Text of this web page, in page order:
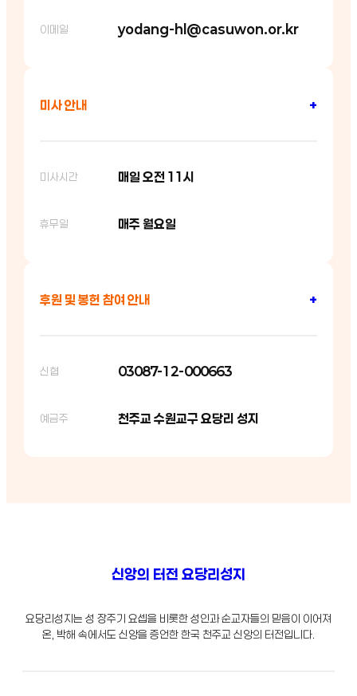
이메일 yodang-hl@casuwon.or.kr
미사 안내 +
미사시간 매일 오전 11시
휴무일 매주 월요일
후원 및 봉헌 참여 안내 +
신협 03087-12-000663
예금주 천주교 수원교구 요당리 성지
신앙의 터전 요당리성지
요당리성지는 성 장주기 요셉을 비롯한 성인과 순교자들의 믿음이 이어져
온, 박해 속에서도 신앙을 증언한 한국 천주교 신앙의 터전입니다.